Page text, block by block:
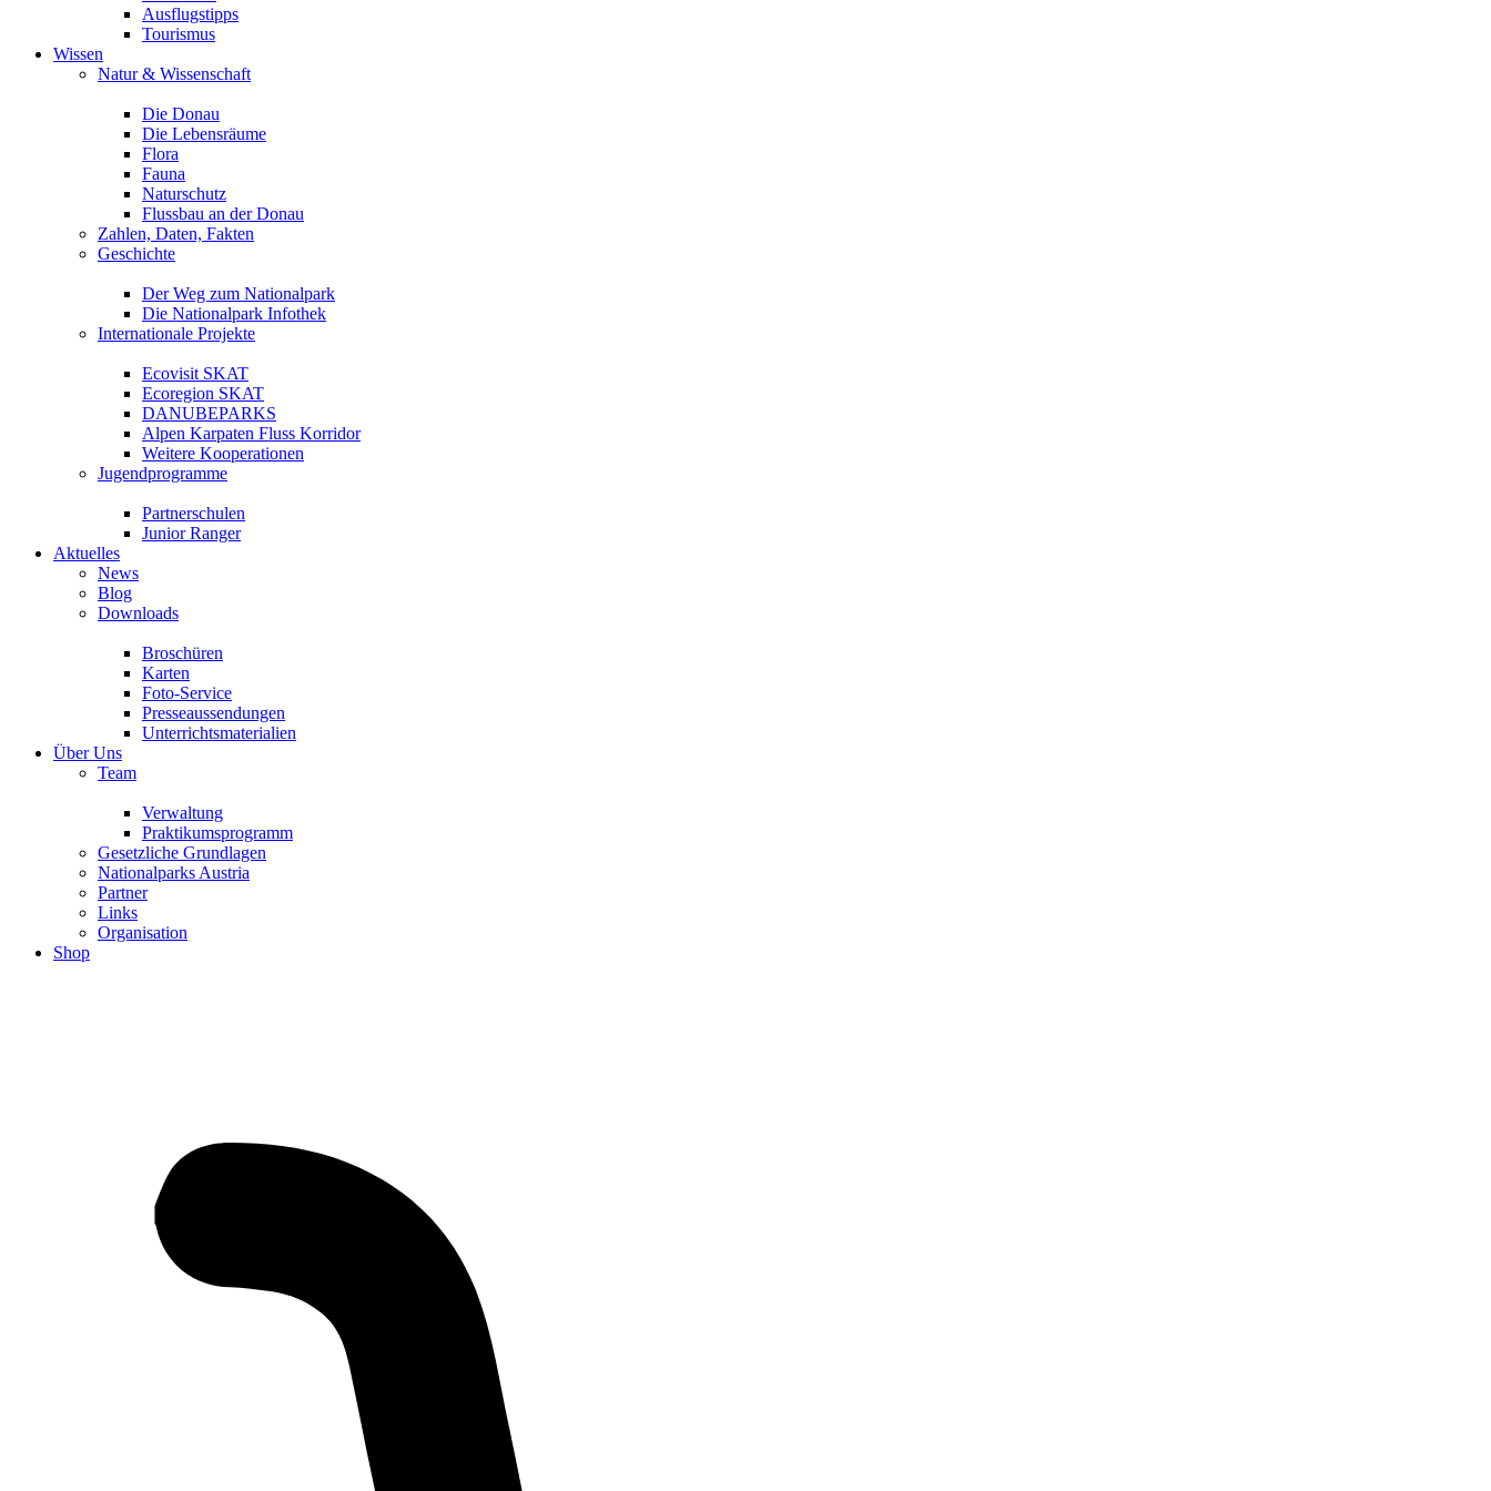
Ausflugstipps
Tourismus
Wissen
Natur & Wissenschaft
Die Donau
Die Lebensräume
Flora
Fauna
Naturschutz
Flussbau an der Donau
Zahlen, Daten, Fakten
Geschichte
Der Weg zum Nationalpark
Die Nationalpark Infothek
Internationale Projekte
Ecovisit SKAT
Ecoregion SKAT
DANUBEPARKS
Alpen Karpaten Fluss Korridor
Weitere Kooperationen
Jugendprogramme
Partnerschulen
Junior Ranger
Aktuelles
News
Blog
Downloads
Broschüren
Karten
Foto-Service
Presseaussendungen
Unterrichtsmaterialien
Über Uns
Team
Verwaltung
Praktikumsprogramm
Gesetzliche Grundlagen
Nationalparks Austria
Partner
Links
Organisation
Shop